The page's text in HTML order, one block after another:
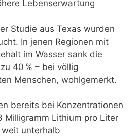
Lebenserwartung
Studie aus Texas wurden
In jenen Regionen mit
im Wasser sank die
40 % – bei völlig
Menschen, wohlgemerkt.
bereits bei Konzentrationen
Milligramm Lithium pro Liter
unterhalb